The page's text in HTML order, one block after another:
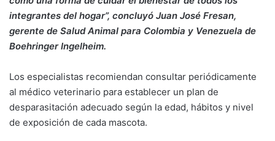
integrantes del hogar”, concluyó Juan José Fresan,
gerente de Salud Animal para Colombia y Venezuela de
Boehringer Ingelheim.
Los especialistas recomiendan consultar periódicamente
al médico veterinario para establecer un plan de
desparasitación adecuado según la edad, hábitos y nivel
de exposición de cada mascota.